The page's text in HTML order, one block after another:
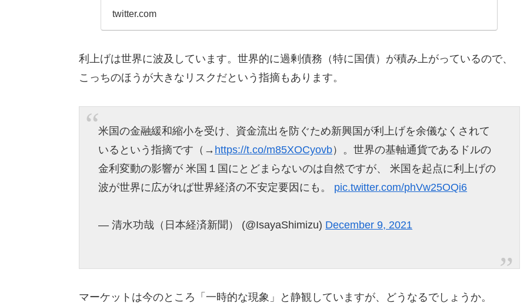
twitter.com
利上げは世界に波及しています。世界的に過剰債務（特に国債）が積み上がっているので、
こっちのほうが大きなリスクだという指摘もあります。
米国の金融緩和縮小を受け、資金流出を防ぐため新興国が利上げを余儀なくされて
いるという指摘です（→ https://t.co/m85XOCyovb）。世界の基軸通貨であるドルの
金利変動の影響が 米国１国にとどまらないのは自然ですが、 米国を起点に利上げの
波が世界に広がれば世界経済の不安定要因にも。 pic.twitter.com/phVw25OQi6
— 清水功哉（日本経済新聞） (@IsayaShimizu) December 9, 2021
マーケットは今のところ「一時的な現象」と静観していますが、どうなるでしょうか。